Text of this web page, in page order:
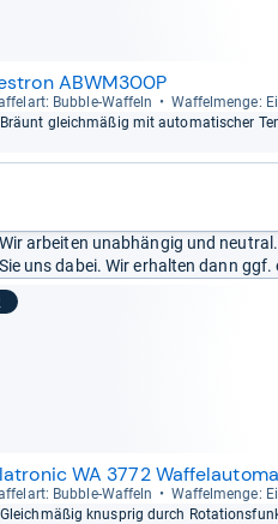
ABWM300P
Bub­ble-​Waf­feln Waf­fel­menge:
Bräunt gleich­mä­ßig mit auto­ma­ti­scher
Wir arbeiten unabhängig und
Sie uns dabei. Wir erhalten dann ggf.
WA 3772
Bub­ble-​Waf­feln Waf­fel­menge:
Gleich­mä­ßig knusp­rig durch